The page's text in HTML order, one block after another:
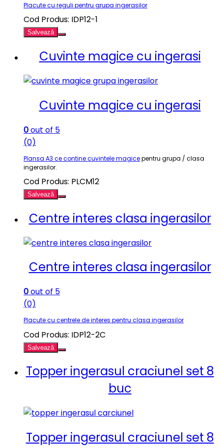
Placute cu reguli pentru grupa ingerasilor
Cod Produs: IDP12-1
Salvează
Cuvinte magice cu ingerasi
Cuvinte magice cu ingerasi
0out of 5
(0)
Plansa A3 ce contine cuvintele magicepentru grupa / clasa
ingerasilor.
Cod Produs: PLCM12
Salvează
Centre interes clasa ingerasilor
Centre interes clasa ingerasilor
0out of 5
(0)
Placute cu centrele de interes pentru clasa ingerasilor
Cod Produs: IDP12-2C
Salvează
Topper ingerasul craciunel set 8
buc
Topper ingerasul craciunel set 8